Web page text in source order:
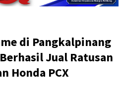
di Pangkalpinang
Jual Ratusan
Honda PCX